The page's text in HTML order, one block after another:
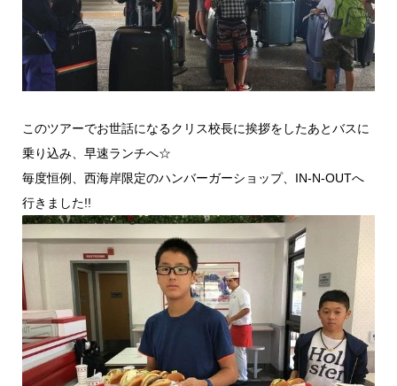
このツアーでお世話になるクリス校長に挨拶をしたあとバスに
乗り込み、早速ランチへ☆
毎度恒例、西海岸限定のハンバーガーショップ、IN-N-OUTへ
行きました!!